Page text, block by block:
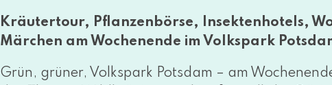
Kräutertour, Pflanzenbörse, Insektenhotels,
Märchen am Wochenende im Volkspark
Grün, grü­ner, Volkspark Potsdam – am